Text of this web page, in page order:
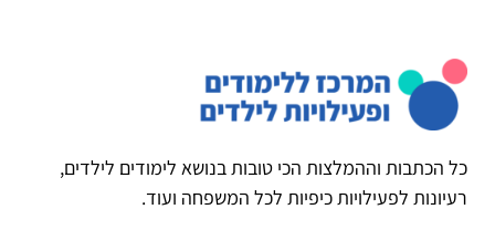
כל הכתבות וההמלצות הכי טובות בנושא לימודים לילדים,
רעיונות לפעילויות כיפיות לכל המשפחה ועוד.